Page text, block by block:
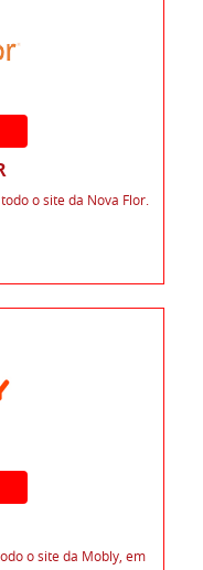
o site da Nova Flor.
o site da Mobly, em